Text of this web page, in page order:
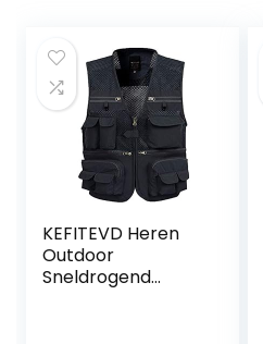
KEFITEVD Heren
Outdoor
Sneldrogend